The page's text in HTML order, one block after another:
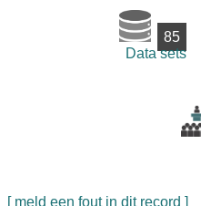
85
Data sets
[ meld een fout in dit record ]